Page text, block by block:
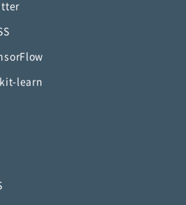
learn